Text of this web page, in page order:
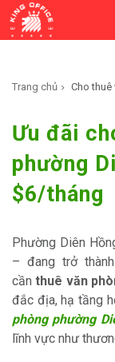
Trang chủ Cho
Ưu đãi
phường
$6/tháng
Phường Diên
– đang trở
cầnthuê văn
đắc địa, hạ tầng
phòng phường
lĩnh vực như